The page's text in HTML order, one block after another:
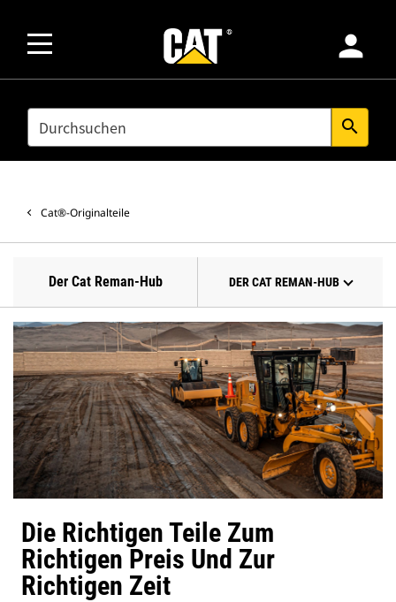
person
SEARCH search
Cat®-Originalteile
Der Cat Reman-Hub DER CAT REMAN-HUB
Die Richtigen Teile Zum
Richtigen Preis Und Zur
Richtigen Zeit